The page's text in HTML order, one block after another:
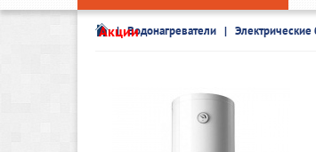
АкцииВодонагреватели